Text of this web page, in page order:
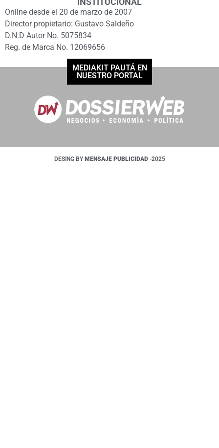
Online desde el 20 de marzo de 2007
Director propietario: Gustavo Saldeño
D.N.D Autor No. 5075834
Reg. de Marca No. 12069656
MEDIAKIT PAUTÁ EN
NUESTRO PORTAL
DESING BY MENSAJE PUBLICIDAD -2025